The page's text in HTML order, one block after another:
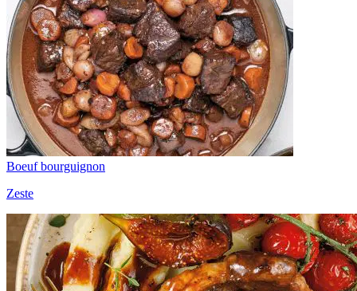
Boeuf bourguignon
Zeste